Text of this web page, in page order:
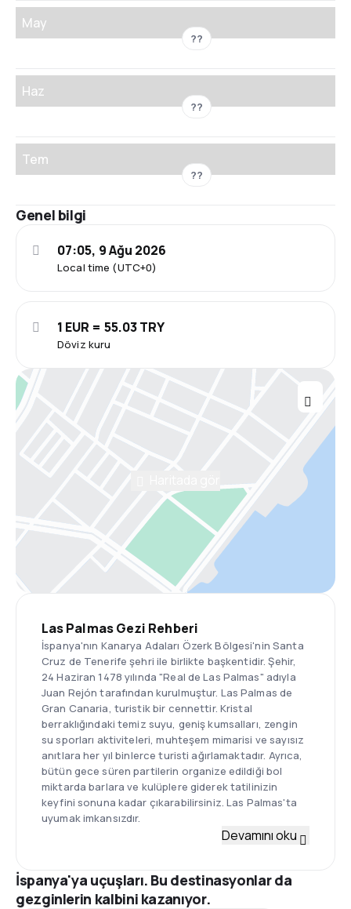
May
??
Haz
??
Tem
??
Genel bilgi
Local time (UTC+0)
07:05, 9 Ağu 2026
Döviz kuru
1 EUR = 55.03 TRY
Las Palmas Gezi Rehberi
İspanya'nın Kanarya Adaları Özerk Bölgesi'nin Santa
Cruz de Tenerife şehri ile birlikte başkentidir. Şehir,
24 Haziran 1478 yılında "Real de Las Palmas" adıyla
Juan Rejón tarafından kurulmuştur. Las Palmas de
Gran Canaria, turistik bir cennettir. Kristal
berraklığındaki temiz suyu, geniş kumsalları, zengin
su sporları aktiviteleri, muhteşem mimarisi ve sayısız
anıtlara her yıl binlerce turisti ağırlamaktadır. Ayrıca,
bütün gece süren partilerin organize edildiği bol
miktarda barlara ve kulüplere giderek tatilinizin
keyfini sonuna kadar çıkarabilirsiniz. Las Palmas'ta
uyumak imkansızdır.
Devamını oku
İspanya'ya uçuşları. Bu destinasyonlar da
gezginlerin kalbini kazanıyor.